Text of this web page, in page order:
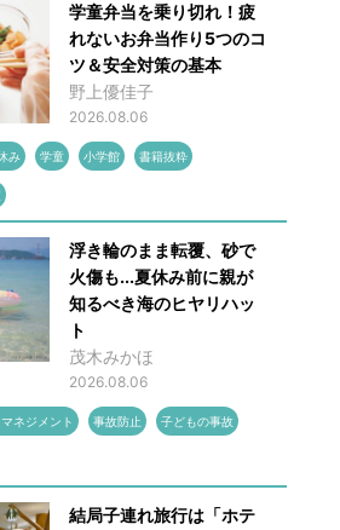
学童弁当を乗り切れ！疲
れないお弁当作り5つのコ
ツ＆安全対策の基本
野上優佳子
2026.08.06
み 学童 小学館 書籍抜粋
浮き輪のまま転覆、砂で
火傷も...夏休み前に親が
知るべき海のヒヤリハッ
ト
茂木みかほ
2026.08.06
ネジメント 事故防止 子どもの事故
結局子連れ旅行は「ホテ